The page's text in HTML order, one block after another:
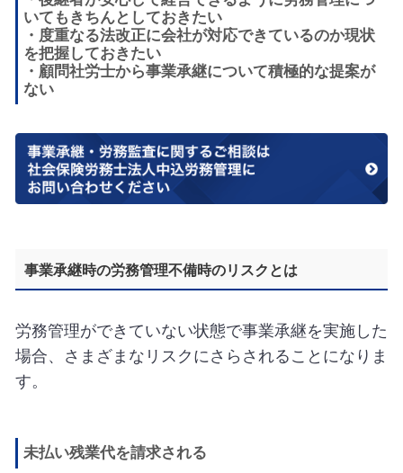
いてもきちんとしておきたい
・度重なる法改正に会社が対応できているのか現状
を把握しておきたい
・顧問社労士から事業承継について積極的な提案が
ない
事業承継時の労務管理不備時のリスクとは
労務管理ができていない状態で事業承継を実施した
場合、さまざまなリスクにさらされることになりま
す。
未払い残業代を請求される